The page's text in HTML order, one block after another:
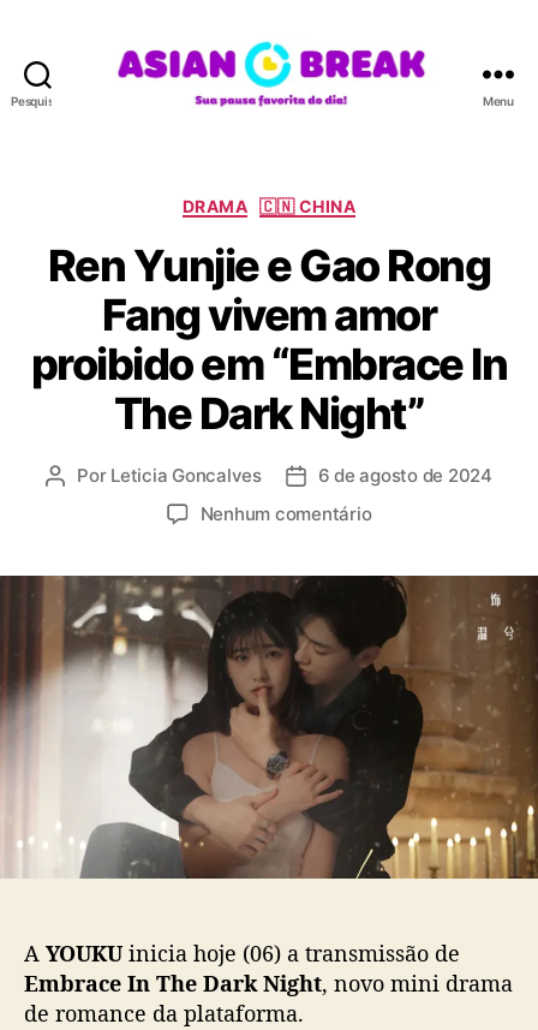
Pesquisar
A
B
R
E
A
K
Menu
C
t
e
g
o
r
a
DRAMA 🇨🇳 CHINA
Ren Yunjie e Gao Rong
Fang vivem amor
proibido em “Embrace In
The Dark Night”
A
r
p
Por Leticia Goncalves
D
d
p
u
i
c
ç
ã
o
6 de agosto de 2024
Nenhum comentárioe
Y
u
a
o
n
g
A YOUKUinicia hoje (06) a transmissão de
Embrace In The Dark Night, novo mini drama
de romance da plataforma.